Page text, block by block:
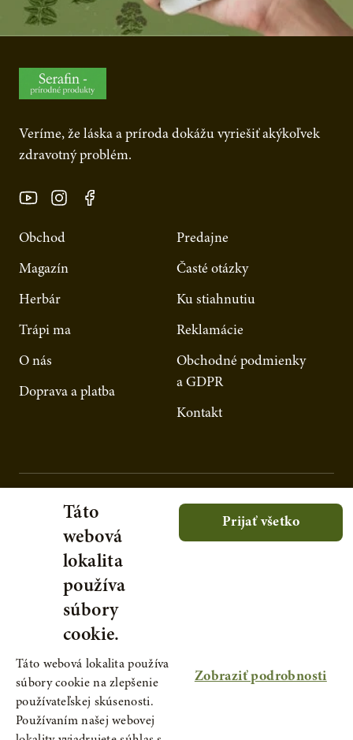
Veríme, že láska a príroda dokážu vyriešiť akýkoľvek
zdravotný problém.
Obchod
Magazín
Herbár
Trápi ma
O nás
Doprava a platba
Predajne
Časté otázky
Ku stiahnutiu
Reklamácie
Obchodné podmienky
a GDPR
Kontakt
Táto
webová
lokalita
používa
súbory
cookie.
Táto webová lokalita používa
súbory cookie na zlepšenie
používateľskej skúsenosti.
Používaním našej webovej
Prijať všetko
Zobraziť podrobnosti